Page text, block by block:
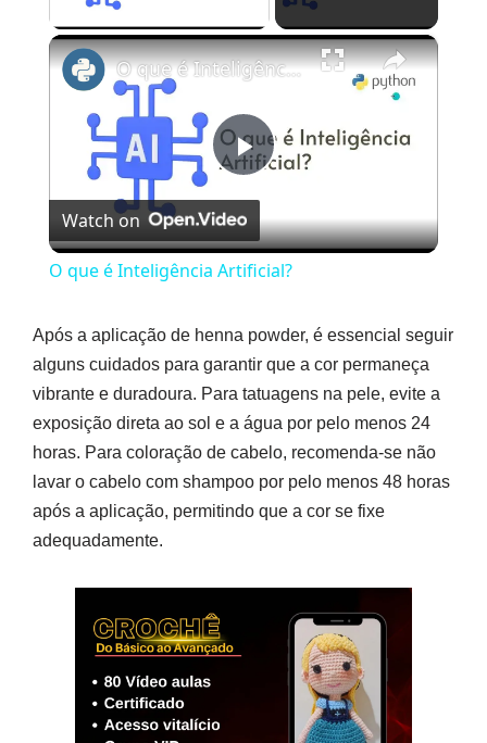
×
Play
Video
O que é Inteligência Artificial?
Watch on
O que é Inteligência Artificial?
Após a aplicação de henna powder, é essencial seguir
alguns cuidados para garantir que a cor permaneça
vibrante e duradoura. Para tatuagens na pele, evite a
exposição direta ao sol e a água por pelo menos 24
horas. Para coloração de cabelo, recomenda-se não
lavar o cabelo com shampoo por pelo menos 48 horas
após a aplicação, permitindo que a cor se fixe
adequadamente.